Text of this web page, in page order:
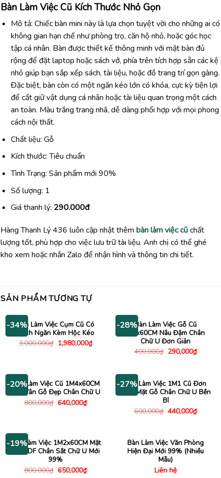
Bàn Làm Việc Cũ Kích Thước Nhỏ Gọn
Mô tả: Chiếc bàn mini này là lựa chọn tuyệt vời cho những ai có
không gian hạn chế như phòng trọ, căn hộ nhỏ, hoặc góc học
tập cá nhân. Bàn được thiết kế thông minh với mặt bàn đủ
rộng để đặt laptop hoặc sách vở, phía trên tích hợp sẵn các kệ
nhỏ giúp bạn sắp xếp sách, tài liệu, hoặc đồ trang trí gọn gàng.
Đặc biệt, bàn còn có một ngăn kéo lớn có khóa, cực kỳ tiện lợi
để cất giữ vật dụng cá nhân hoặc tài liệu quan trọng một cách
an toàn. Màu trắng trang nhã, dễ dàng phối hợp với mọi phong
cách nội thất.
Chất liệu: Gỗ
Kích thước: Tiêu chuẩn
Tình Trạng: Sản phẩm mới 90%
Số lượng: 1
Giá thanh lý: 290.000đ
Hàng Thanh Lý 436 luôn cập nhật thêm bàn làm việc cũchất
lượng tốt, phù hợp cho việc lưu trữ tài liệu. Anh chị có thể ghé
kho xem hoặc nhắn Zalo để nhận hình và thông tin chi tiết.
SẢN PHẨM TƯƠNG TỰ
-34%Bàn Làm Việc Cụm Cũ Có
Vách Ngăn Kèm Hộc Kéo
3,000,000₫ Giá
gốc
1,980,000₫Giá
hiện
-28%Bàn Làm Việc Gỗ Cũ
1Mx60CM Nâu Đậm Chân
Chữ U Đơn Giản
400,000₫ Giá
290,000₫Giá
hiện
-20%
Bàn Làm Việc Cũ 1M4x60CM
Mặt Vân Gỗ Đẹp Chân Chữ U
800,000₫ Giá
640,000₫Giá
hiện
-27%
Bàn Làm Việc 1M1 Cũ Đơn
Giản Mặt Gỗ Chân Chữ U Bền
Bỉ
600,000₫ Giá
440,000₫Giá
hiện
-19%
Bàn Làm Việc 1M2x60CM Mặt
Gỗ HDF Chân Sắt Chữ U Mới
99%
800,000₫ Giá
650,000₫Giá
Bàn Làm Việc Văn Phòng
Hiện Đại Mới 99% (Nhiều
Mẫu)
Liên hệ